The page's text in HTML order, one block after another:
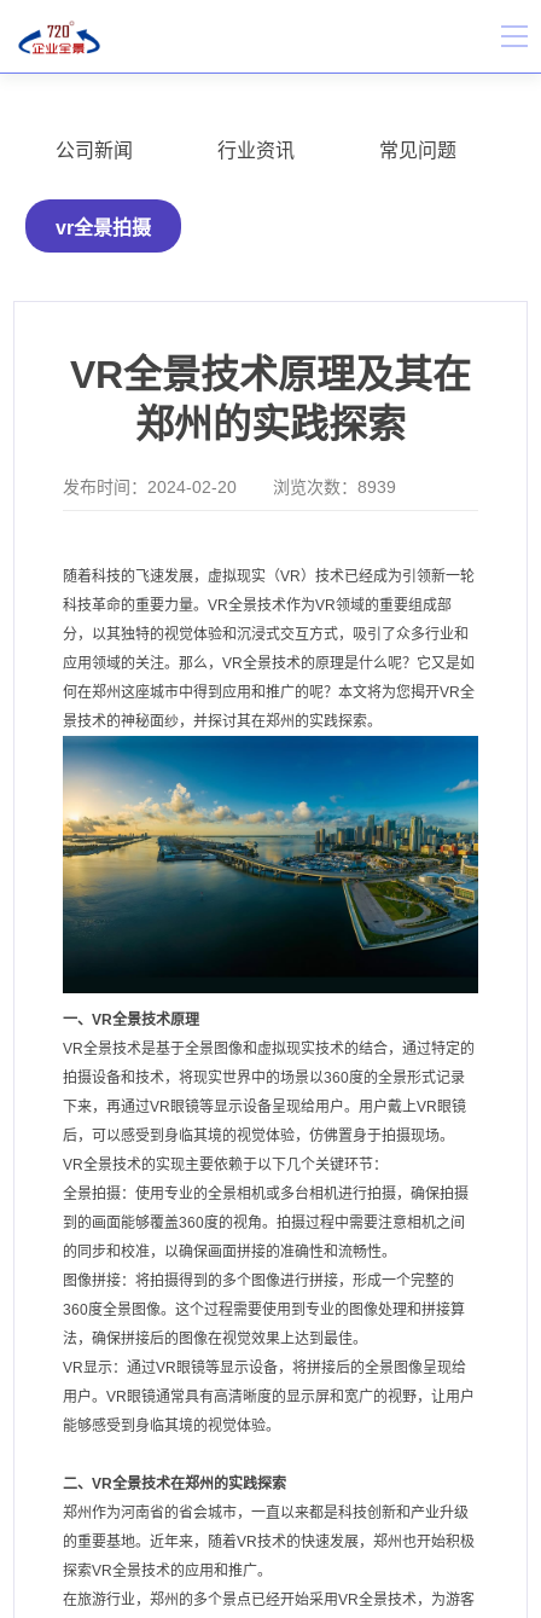
公司新闻 行业资讯 常见问题
vr全景拍摄
VR全景技术原理及其在
郑州的实践探索
发布时间： 2024-02-20 浏览次数：8939
随着科技的飞速发展，虚拟现实（VR）技术已经成为引领新一轮
科技革命的重要力量。VR全景技术作为VR领域的重要组成部
分，以其独特的视觉体验和沉浸式交互方式，吸引了众多行业和
应用领域的关注。那么，VR全景技术的原理是什么呢？它又是如
何在郑州这座城市中得到应用和推广的呢？本文将为您揭开VR全
景技术的神秘面纱，并探讨其在郑州的实践探索。
一、VR全景技术原理
VR全景技术是基于全景图像和虚拟现实技术的结合，通过特定的
拍摄设备和技术，将现实世界中的场景以360度的全景形式记录
下来，再通过VR眼镜等显示设备呈现给用户。用户戴上VR眼镜
后，可以感受到身临其境的视觉体验，仿佛置身于拍摄现场。
VR全景技术的实现主要依赖于以下几个关键环节：
全景拍摄：使用专业的全景相机或多台相机进行拍摄，确保拍摄
到的画面能够覆盖360度的视角。拍摄过程中需要注意相机之间
的同步和校准，以确保画面拼接的准确性和流畅性。
图像拼接：将拍摄得到的多个图像进行拼接，形成一个完整的
360度全景图像。这个过程需要使用到专业的图像处理和拼接算
法，确保拼接后的图像在视觉效果上达到最佳。
VR显示：通过VR眼镜等显示设备，将拼接后的全景图像呈现给
用户。VR眼镜通常具有高清晰度的显示屏和宽广的视野，让用户
能够感受到身临其境的视觉体验。
二、VR全景技术在郑州的实践探索
郑州作为河南省的省会城市，一直以来都是科技创新和产业升级
的重要基地。近年来，随着VR技术的快速发展，郑州也开始积极
探索VR全景技术的应用和推广。
在旅游行业，郑州的多个景点已经开始采用VR全景技术，为游客